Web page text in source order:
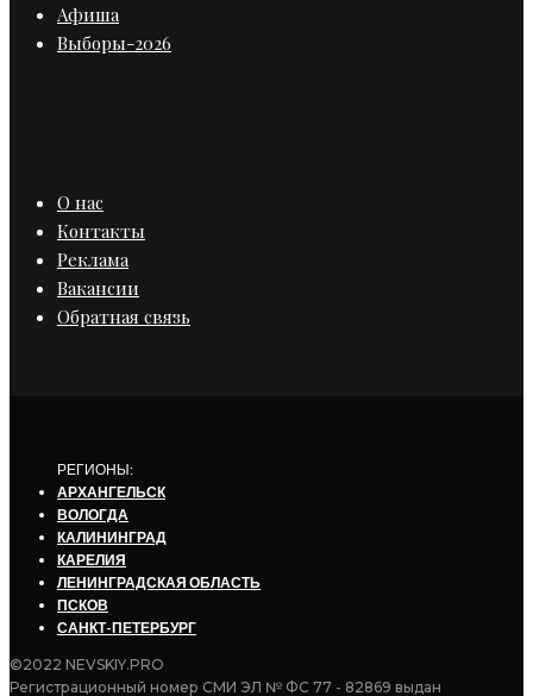
Афиша
Выборы-2026
О нас
Контакты
Реклама
Вакансии
Обратная связь
РЕГИОНЫ:
АРХАНГЕЛЬСК
ВОЛОГДА
КАЛИНИНГРАД
КАРЕЛИЯ
ЛЕНИНГРАДСКАЯ ОБЛАСТЬ
ПСКОВ
САНКТ-ПЕТЕРБУРГ
©2022 NEVSKIY.PRO
Регистрационный номер СМИ ЭЛ № ФС 77 - 82869 выдан